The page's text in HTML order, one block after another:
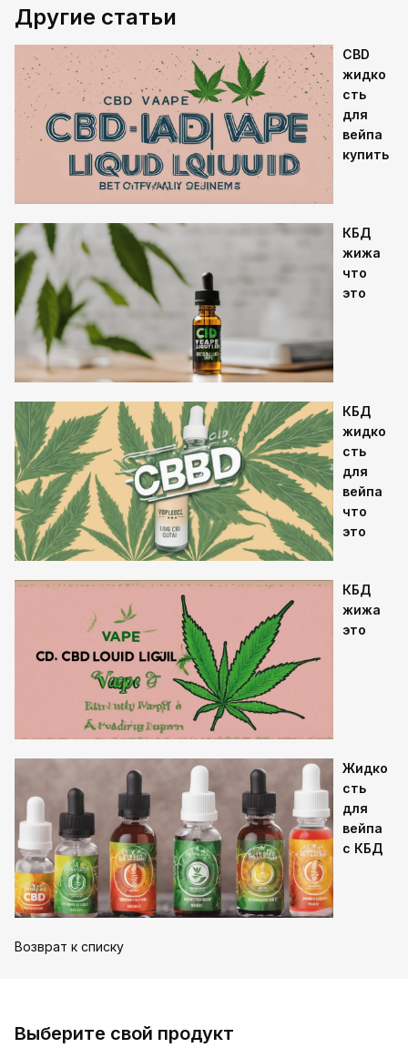
Другие статьи
CBD
жидко
сть
для
вейпа
купить
КБД
жижа
что
это
КБД
жидко
сть
для
вейпа
что
это
КБД
жижа
это
Жидко
сть
для
вейпа
с КБД
Возврат к списку
Выберите свой продукт